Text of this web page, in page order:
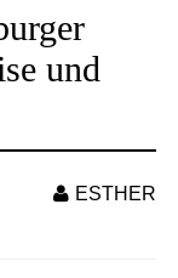
und
ESTHER